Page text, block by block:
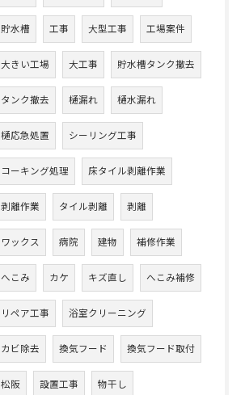
貯水槽 工事 大型工事 工場案件
大きい工場 大工事 貯水槽タンク撤去
タンク撤去 樋漏れ 樋水漏れ
樋応急処置 シーリング工事
コーキング処理 床タイル剥離作業
剥離作業 タイル剥離 剥離
ワックス 病院 建物 補修作業
へこみ カケ キズ直し へこみ補修
リペア工事 浴室クリーニング
カビ除去 換気フード 換気フード取付
松阪 設置工事 物干し